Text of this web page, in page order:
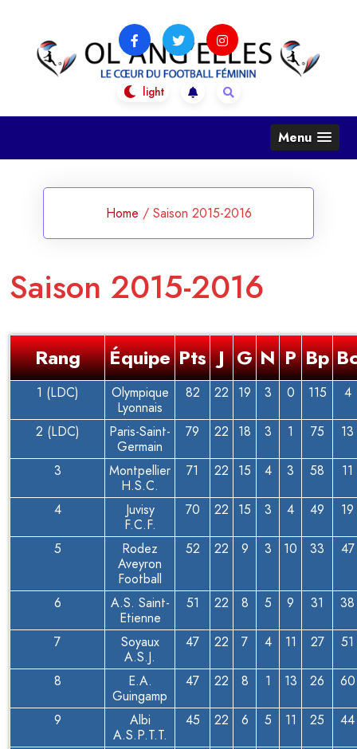
content
OL Ang'Elles
Le coeur du football féminin
Menu
Home / Saison 2015-2016
Saison 2015-2016
Rang Équipe Pts J G N P Bp
1 (LDC)
Olympique
Lyonnais
82 22 19 3 0 115 4
2 (LDC)
Paris-Saint-
Germain
79 22 18 3 1 75 13
3
Montpellier
H.S.C.
71 22 15 4 3 58 11
4
Juvisy
F.C.F.
70 22 15 3 4 49 19
5
Rodez
Aveyron
Football
52 22 9 3 10 33 47
6
A.S. Saint-
Etienne
51 22 8 5 9 31 38
7
Soyaux
A.S.J.
47 22 7 4 11 27 51
8
E.A.
Guingamp
47 22 8 1 13 26 60
9
Albi
A.S.P.T.T.
45 22 6 5 11 25 44